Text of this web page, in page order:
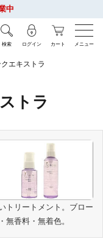
中
検索 ログイン カート メニュー
エキストラ
トラ
トリートメント。ブロー
無香料・無着色。